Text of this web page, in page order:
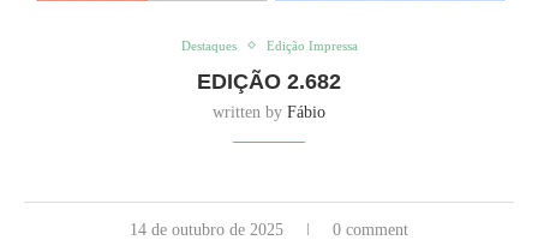
Destaques Edição Impressa
EDIÇÃO 2.682
written by Fábio
14 de outubro de 2025 0 comment